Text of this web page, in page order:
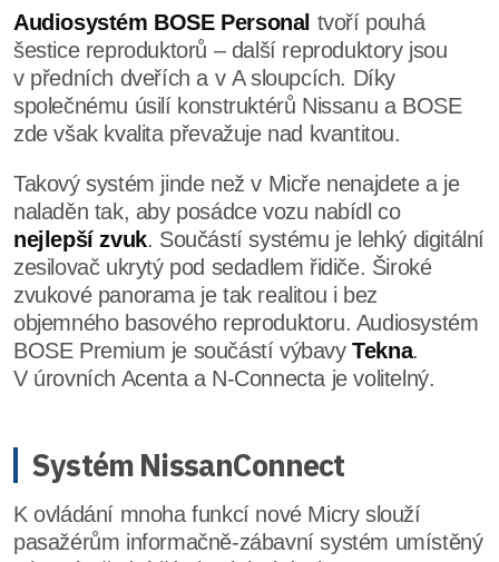
Audiosystém BOSE Personal tvoří pouhá
šestice reproduktorů – další reproduktory jsou
v předních dveřích a v A sloupcích. Díky
společnému úsilí konstruktérů Nissanu a BOSE
zde však kvalita převažuje nad kvantitou.
Takový systém jinde než v Micře nenajdete a je
naladěn tak, aby posádce vozu nabídl co
nejlepší zvuk. Součástí systému je lehký digitální
zesilovač ukrytý pod sedadlem řidiče. Široké
zvukové panorama je tak realitou i bez
objemného basového reproduktoru. Audiosystém
BOSE Premium je součástí výbavyTekna.
V úrovních Acenta a N-Connecta je volitelný.
Systém NissanConnect
K ovládání mnoha funkcí nové Micry slouží
pasažérům informačně-zábavní systém umístěný